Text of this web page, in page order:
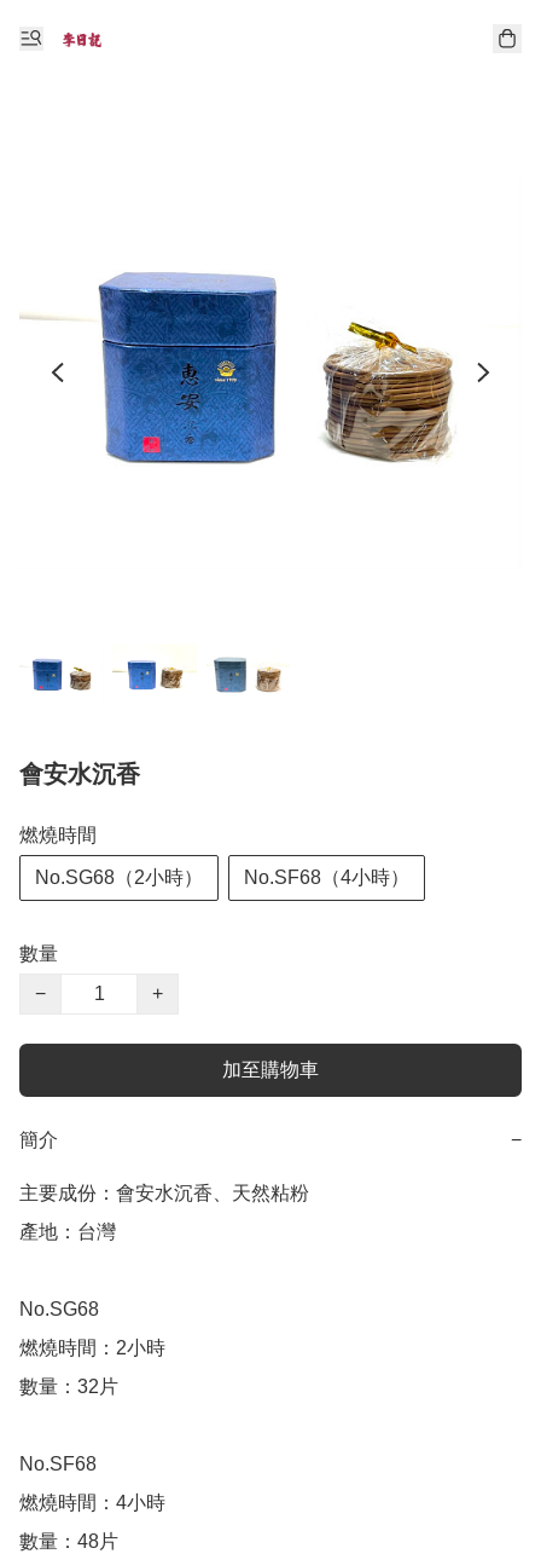
會安水沉香
燃燒時間
No.SG68（2小時） No.SF68（4小時）
數量
−
+
加至購物車
簡介 −
主要成份：會安水沉香、天然粘粉
產地：台灣
No.SG68
燃燒時間：2小時
數量：32片
No.SF68
燃燒時間：4小時
數量：48片